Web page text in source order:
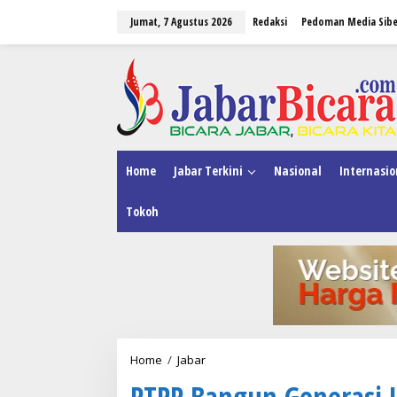
Jumat, 7 Agustus 2026 Redaksi Pedoman Media
Home Jabar Terkini Nasional
Tokoh
Home / Jabar
P